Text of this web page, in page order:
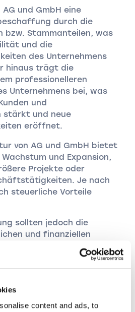
content and ads, to
und GmbH eine
durch die
bzw. Stammanteilen, was
und die
des Unternehmens
hinaus trägt die
professionelleren
Unternehmens bei, was
und
stärkt und neue
eröffnet.
von AG und GmbH bietet
und Expansion,
Projekte oder
Je nach
steuerliche Vorteile
sollten jedoch die
und finanziellen
geprüft und eine
in Anspruch genommen
dass die